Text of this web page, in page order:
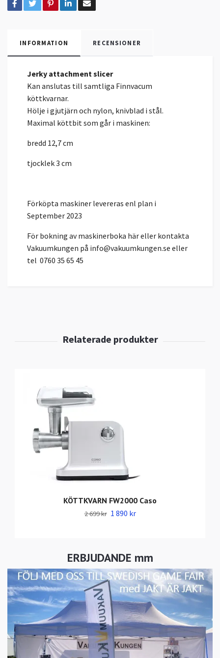
ERBJUDANDE mm
INFORMATION RECENSIONER
Jerky attachment slicer
Kan anslutas till samtliga Finnvacum
köttkvarnar.
Hölje i gjutjärn och nylon, knivblad i stål.
Maximal köttbit som går i maskinen:
bredd 12,7 cm
tjocklek 3 cm
Förköpta maskiner levereras enl plan i
September 2023
För bokning av maskinerboka här eller kontakta
Vakuumkungen på info@vakuumkungen.se eller
tel 0760 35 65 45
KÖTTKVARN FW2000 Caso
2 699 kr 1 890 kr